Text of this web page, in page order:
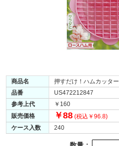
商品名
押すだけ！ハムカッター
品番
US472212847
参考上代
￥160
販売価格
￥88 (税込￥96.8)
ケース入数
240